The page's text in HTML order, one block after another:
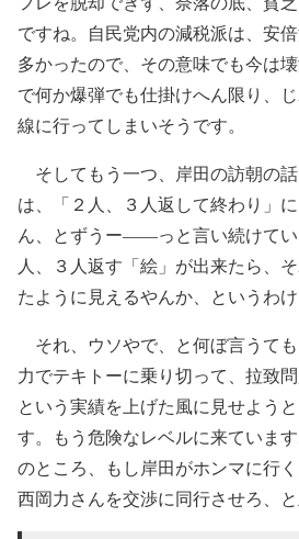
ですね。自民党内の減税派は、安
多かったので、その意味でも今は
で何か爆弾でも仕掛けへん限り、
線に行ってしまいそうです。
そしてもう一つ、岸田の訪朝の
は、「２人、３人返して終わり」
ん、とずうー――っと言い続けてい
人、３人返す「絵」が出来たら、
たように見えるやんか、というわけ
それ、ウソやで、と何ぼ言うて
力でテキトーに乗り切って、拉致
という実績を上げた風に見せよう
す。もう危険なレベルに来ています
のところ、もし岸田がホンマに行
西岡力さんを交渉に同行させろ、と